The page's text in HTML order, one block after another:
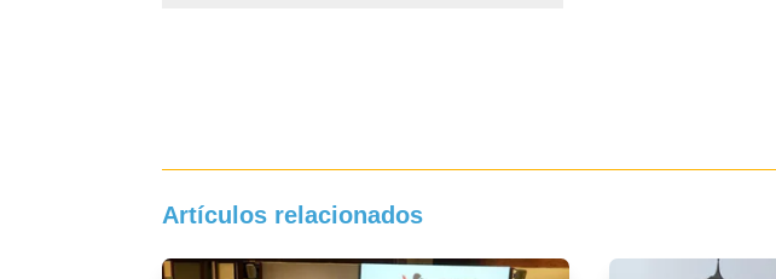
Artículos relacionados